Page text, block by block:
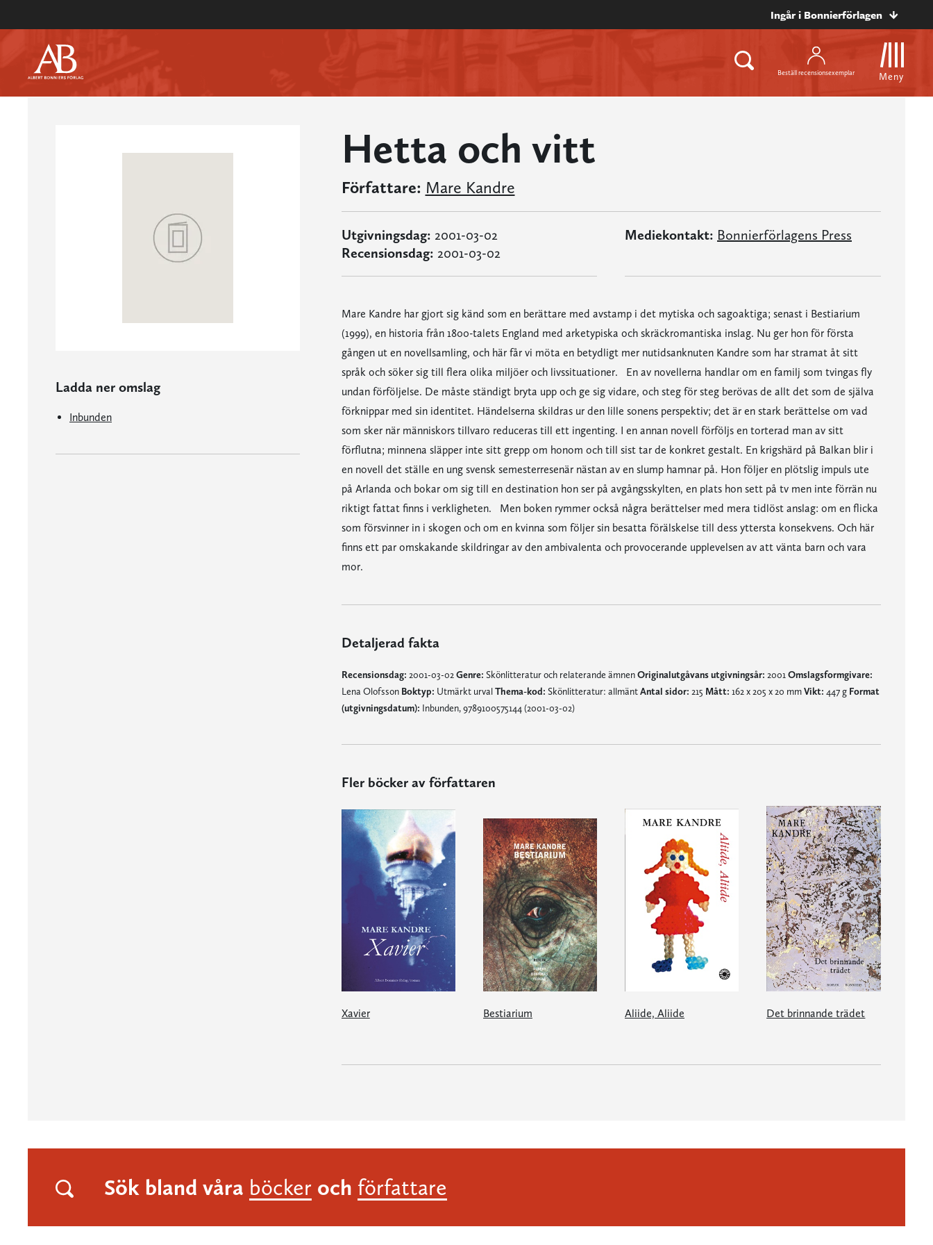
Ingår i Bonnierförlagen
Beställ recensionsexemplar Meny
Ladda ner omslag
Inbunden
Hetta och vitt
Författare: Mare Kandre
Utgivningsdag: 2001-03-02
Recensionsdag: 2001-03-02
Mediekontakt: Bonnierförlagens Press
Mare Kandre har gjort sig känd som en berättare med avstamp i det mytiska och sagoaktiga; senast i Bestiarium
(1999), en historia från 1800-talets England med arketypiska och skräckromantiska inslag. Nu ger hon för första
gången ut en novellsamling, och här får vi möta en betydligt mer nutidsanknuten Kandre som har stramat åt sitt
språk och söker sig till flera olika miljöer och livssituationer. En av novellerna handlar om en familj som tvingas fly
undan förföljelse. De måste ständigt bryta upp och ge sig vidare, och steg för steg berövas de allt det som de själva
förknippar med sin identitet. Händelserna skildras ur den lille sonens perspektiv; det är en stark berättelse om vad
som sker när människors tillvaro reduceras till ett ingenting. I en annan novell förföljs en torterad man av sitt
förflutna; minnena släpper inte sitt grepp om honom och till sist tar de konkret gestalt. En krigshärd på Balkan blir i
en novell det ställe en ung svensk semesterresenär nästan av en slump hamnar på. Hon följer en plötslig impuls ute
på Arlanda och bokar om sig till en destination hon ser på avgångsskylten, en plats hon sett på tv men inte förrän nu
riktigt fattat finns i verkligheten. Men boken rymmer också några berättelser med mera tidlöst anslag: om en flicka
som försvinner in i skogen och om en kvinna som följer sin besatta förälskelse till dess yttersta konsekvens. Och här
finns ett par omskakande skildringar av den ambivalenta och provocerande upplevelsen av att vänta barn och vara
mor.
Detaljerad fakta
Recensionsdag: 2001-03-02 Genre: Skönlitteratur och relaterande ämnenOriginalutgåvans utgivningsår: 2001 Omslagsformgivare:
Lena Olofsson Boktyp: Utmärkt urvalThema-kod: Skönlitteratur: allmäntAntal sidor: 215 Mått: 162 x 205 x 20 mmVikt: 447 g Format
(utgivningsdatum): Inbunden, 9789100575144 (2001-03-02)
Fler böcker av författaren
Xavier Bestiarium Aliide, Aliide Det brinnande trädet
Sök bland våra böcker och författare